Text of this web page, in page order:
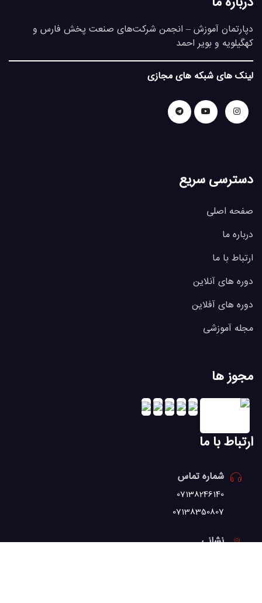
دپارتمان آموزش – انجمن شرکت‌های صنعت پخش فارس و
کهگیلویه و بویر احمد
لینک های شبکه های مجازی
دسترسی سریع
صفحه اصلی
درباره ما
ارتباط با ما
دوره های آنلاین
دوره های آفلاین
مجله آموزشی
مجوز ها
ارتباط با ما
شماره تماس
07138246140
07138350807
نشانی